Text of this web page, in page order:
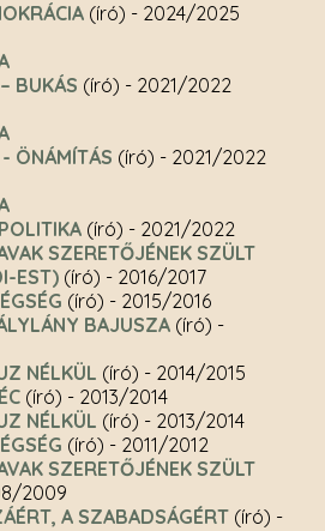
(író) - 2024/2025
BUKÁS (író) - 2021/2022
ÖNÁMÍTÁS (író) - 2021/2022
(író) - 2021/2022
SZERETŐJÉNEK SZÜLT
EST)(író) - 2016/2017
(író) - 2015/2016
BAJUSZA(író) -
NÉLKÜL (író) - 2014/2015
(író) - 2013/2014
NÉLKÜL (író) - 2013/2014
(író) - 2011/2012
SZERETŐJÉNEK SZÜLT
2009
A SZABADSÁGÉRT(író) -